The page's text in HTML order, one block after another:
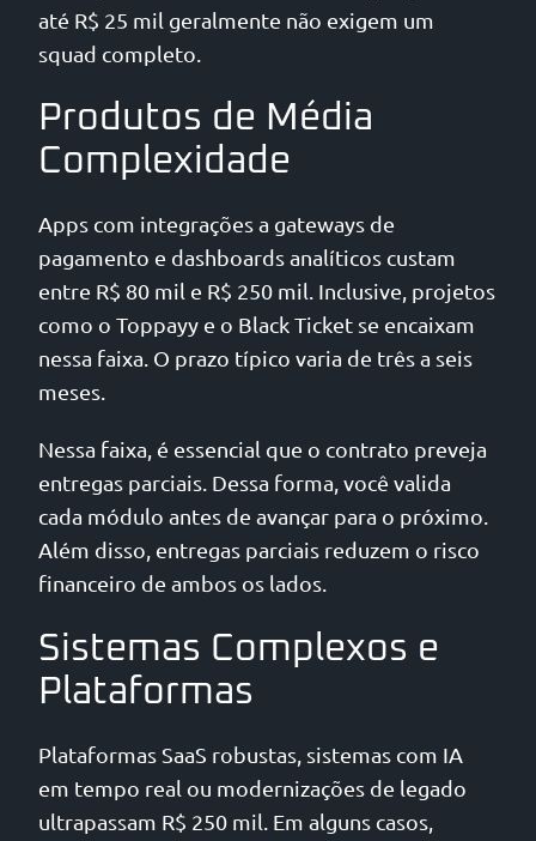
até R$ 25 mil geralmente não exigem um
squad completo.
Produtos de Média
Complexidade
Apps com integrações a gateways de
pagamento e dashboards analíticos custam
entre R$ 80 mil e R$ 250 mil. Inclusive, projetos
como o Toppayy e o Black Ticket se encaixam
nessa faixa. O prazo típico varia de três a seis
meses.
Nessa faixa, é essencial que o contrato preveja
entregas parciais. Dessa forma, você valida
cada módulo antes de avançar para o próximo.
Além disso, entregas parciais reduzem o risco
financeiro de ambos os lados.
Sistemas Complexos e
Plataformas
Plataformas SaaS robustas, sistemas com IA
em tempo real ou modernizações de legado
ultrapassam R$ 250 mil. Em alguns casos,